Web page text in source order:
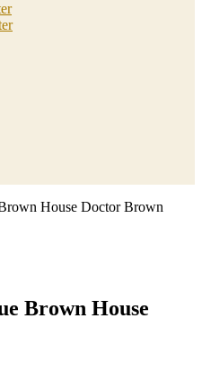
House Doctor Brown
Brown House